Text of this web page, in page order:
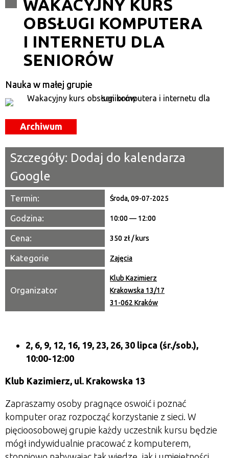
Kategoria
Trwające w zakresie
—
Miejsce
WAKACYJNY KURS
OBSŁUGI KOMPUTERA
I INTERNETU DLA
SENIORÓW
Nauka w małej grupie
Archiwum
Szczegóły: Dodaj do kalendarza
Google
Termin: Środa, 09-07-2025
Godzina: 10:00 — 12:00
Cena: 350 zł / kurs
Kategorie Zajęcia
Organizator
Klub Kazimierz
Krakowska 13/17
31-062 Kraków
2, 6, 9, 12, 16, 19, 23, 26, 30 lipca (śr./sob.),
10:00-12:00
Klub Kazimierz, ul. Krakowska 13
Zapraszamy osoby pragnące oswoić i poznać
komputer oraz rozpocząć korzystanie z sieci. W
pięcioosobowej grupie każdy uczestnik kursu będzie
mógł indywidualnie pracować z komputerem,